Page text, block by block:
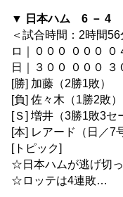
▼ 日本ハム 6 － 4
＜試合時間：2時間
ロ｜０００ ０００ ０
日｜３００ ０００ ３
[勝] 加藤（2勝1敗）
[負] 佐々木（1勝2敗）
[Ｓ] 増井（3勝1敗3セ
[本] レアード（日／7
[トピック]
☆日本ハムが逃げ切っ
☆ロッテは4連敗…